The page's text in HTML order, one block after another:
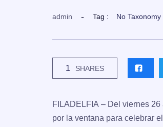
admin Tag : No Taxonomy
1 SHARES
FILADELFIA – Del viernes 26
por la ventana para celebrar